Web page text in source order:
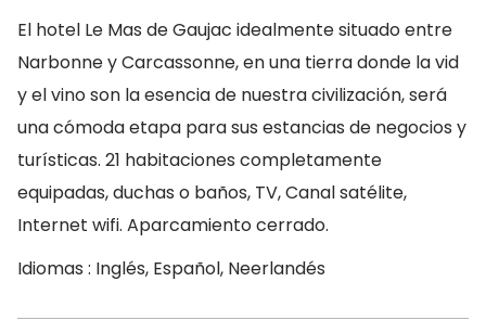
El hotel Le Mas de Gaujac idealmente situado entre
Narbonne y Carcassonne, en una tierra donde la vid
y el vino son la esencia de nuestra civilización, será
una cómoda etapa para sus estancias de negocios y
turísticas. 21 habitaciones completamente
equipadas, duchas o baños, TV, Canal satélite,
Internet wifi. Aparcamiento cerrado.
Idiomas : Inglés, Español, Neerlandés